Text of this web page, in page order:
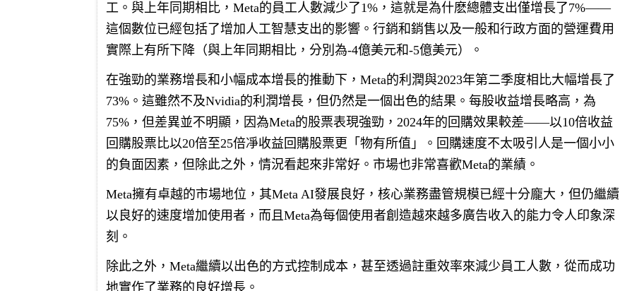
工。與上年同期相比，Meta的員工人數減少了1%，這就是為什麽總體支出僅增長了7%——
這個數位已經包括了增加人工智慧支出的影響。行銷和銷售以及一般和行政方面的營運費用
實際上有所下降（與上年同期相比，分別為-4億美元和-5億美元）。
在強勁的業務增長和小幅成本增長的推動下，Meta的利潤與2023年第二季度相比大幅增長了
73%。這雖然不及Nvidia的利潤增長，但仍然是一個出色的結果。每股收益增長略高，為
75%，但差異並不明顯，因為Meta的股票表現強勁，2024年的回購效果較差——以10倍收益
回購股票比以20倍至25倍凈收益回購股票更「物有所值」。回購速度不太吸引人是一個小小
的負面因素，但除此之外，情況看起來非常好。市場也非常喜歡Meta的業績。
Meta擁有卓越的市場地位，其Meta AI發展良好，核心業務盡管規模已經十分龐大，但仍繼續
以良好的速度增加使用者，而且Meta為每個使用者創造越來越多廣告收入的能力令人印象深
刻。
除此之外，Meta繼續以出色的方式控制成本，甚至透過註重效率來減少員工人數，從而成功
地實作了業務的良好增長。